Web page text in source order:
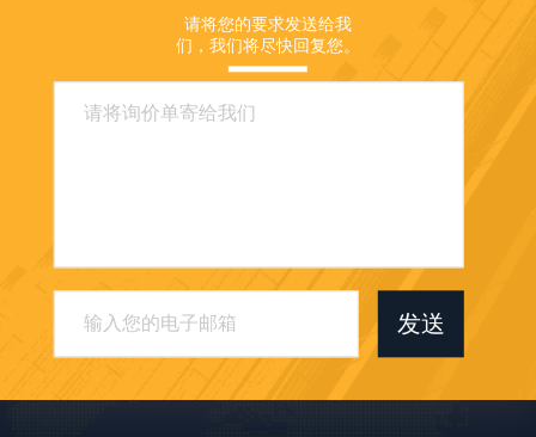
请将您的要求发送给我
们，我们将尽快回复您。
发送